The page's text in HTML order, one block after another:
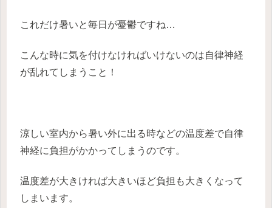
これだけ暑いと毎日が憂鬱ですね…
こんな時に気を付けなければいけないのは自律神経
が乱れてしまうこと！
涼しい室内から暑い外に出る時などの温度差で自律
神経に負担がかかってしまうのです。
温度差が大きければ大きいほど負担も大きくなって
しまいます。